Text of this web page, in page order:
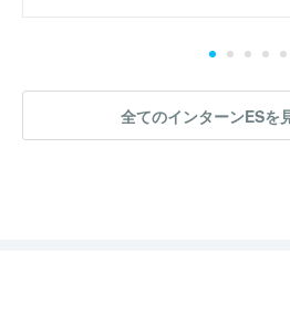
選考フロー : エントリーシート
工場見学 / コース : 夏季1day仕事体験 /
全てのインターンESを